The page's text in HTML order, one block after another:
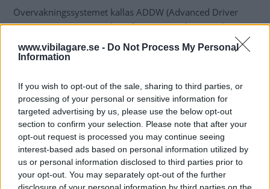
www.vibilagare.se - Do Not Process My Personal
Information
If you wish to opt-out of the sale, sharing to third parties, or
processing of your personal or sensitive information for
targeted advertising by us, please use the below opt-out
section to confirm your selection. Please note that after your
opt-out request is processed you may continue seeing
interest-based ads based on personal information utilized by
us or personal information disclosed to third parties prior to
your opt-out. You may separately opt-out of the further
disclosure of your personal information by third parties on the
Övervakningssystemet kallas ADDW (Advanced Driver
Distraction Warning) och ingår numera i de EU-regler som
går under namnet General Safety Regulation (GSR).